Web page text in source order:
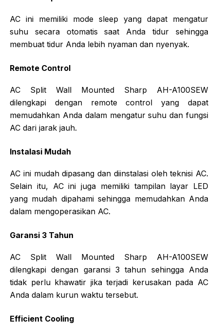
AC ini memiliki mode sleep yang dapat mengatur
suhu secara otomatis saat Anda tidur sehingga
membuat tidur Anda lebih nyaman dan nyenyak.
Remote Control
AC Split Wall Mounted Sharp AH-A100SEW
dilengkapi dengan remote control yang dapat
memudahkan Anda dalam mengatur suhu dan fungsi
AC dari jarak jauh.
Instalasi Mudah
AC ini mudah dipasang dan diinstalasi oleh teknisi AC.
Selain itu, AC ini juga memiliki tampilan layar LED
yang mudah dipahami sehingga memudahkan Anda
dalam mengoperasikan AC.
Garansi 3 Tahun
AC Split Wall Mounted Sharp AH-A100SEW
dilengkapi dengan garansi 3 tahun sehingga Anda
tidak perlu khawatir jika terjadi kerusakan pada AC
Anda dalam kurun waktu tersebut.
Efficient Cooling